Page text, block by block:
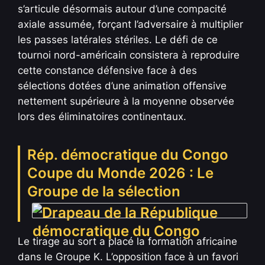
s’articule désormais autour d’une compacité
axiale assumée, forçant l’adversaire à multiplier
les passes latérales stériles. Le défi de ce
tournoi nord-américain consistera à reproduire
cette constance défensive face à des
sélections dotées d’une animation offensive
nettement supérieure à la moyenne observée
lors des éliminatoires continentaux.
Rép. démocratique du Congo
Coupe du Monde 2026 : Le
Groupe de la sélection
Le tirage au sort a placé la formation africaine
dans le Groupe K. L’opposition face à un favori